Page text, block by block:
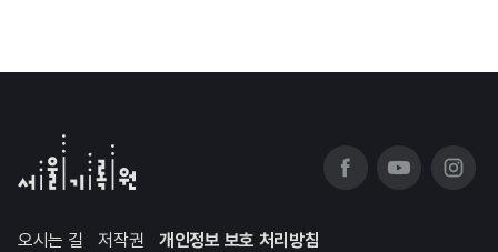
오시는 길 저작권
개인정보 보호 처리방침